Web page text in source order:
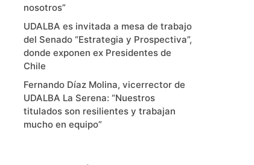
nosotros”
UDALBA es invitada a mesa de trabajo
del Senado “Estrategia y Prospectiva”,
donde exponen ex Presidentes de
Chile
Fernando Díaz Molina, vicerrector de
UDALBA La Serena: “Nuestros
titulados son resilientes y trabajan
mucho en equipo”